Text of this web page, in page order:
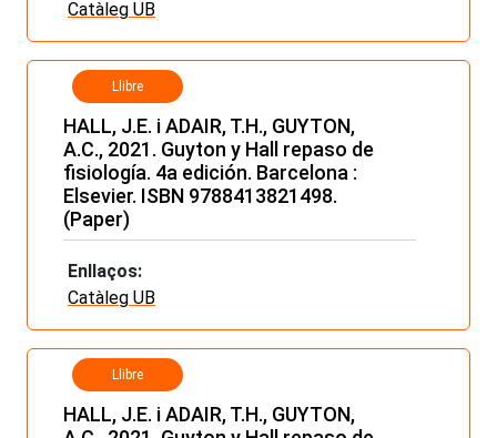
Catàleg UB
Llibre
HALL, J.E. i ADAIR, T.H., GUYTON,
A.C., 2021. Guyton y Hall repaso de
fisiología. 4a edición. Barcelona :
Elsevier. ISBN 9788413821498.
(Paper)
Enllaços:
Catàleg UB
Llibre
HALL, J.E. i ADAIR, T.H., GUYTON,